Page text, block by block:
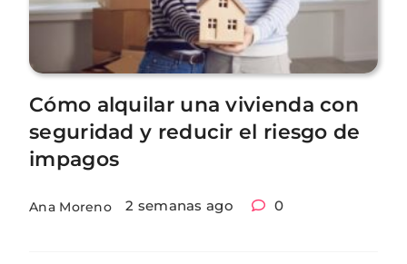
Cómo alquilar una vivienda con
seguridad y reducir el riesgo de
impagos
Ana Moreno 2 semanas ago 0